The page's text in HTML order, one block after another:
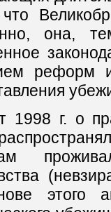
она,
реформ
1998 г. о
этого